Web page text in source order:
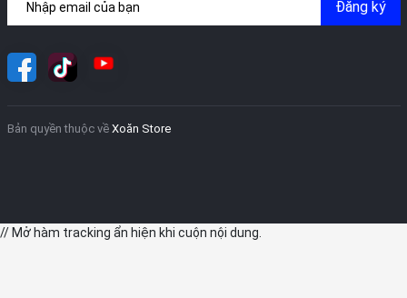
Đăng ký
Bản quyền thuộc về Xoăn Store
// Mở hàm tracking ẩn hiện khi cuộn nội dung.